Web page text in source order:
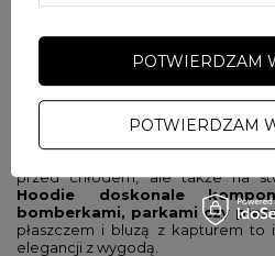
doskonały wybór do pracy w
Warstwowe stylizacje
jak dodać prostej
przed chłodem, ale także na
Hoodie doskonale
bomberkami, parkami czy
płaszczem i bluzą z kapturem to
elegancji z wygodą.
POTWIERDZAM
POTWIERDZAM